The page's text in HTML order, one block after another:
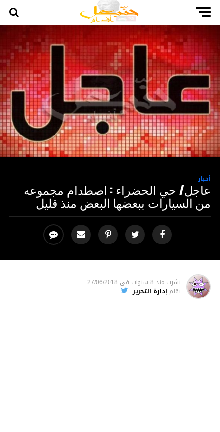
أخبار
عاجل/ حي الخضراء : اصطدام مجموعة
من السيارات ببعضها البعض منذ قليل
نشرت منذ 8 سنوات فى 27/06/2018
بقلم إدارة التحرير